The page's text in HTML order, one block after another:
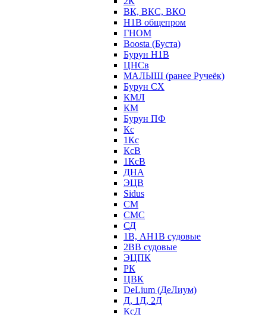
ВК, ВКС, ВКО
Н1В общепром
ГНОМ
Boosta (Буста)
Бурун Н1В
ЦНСв
МАЛЫШ (ранее Ручеёк)
Бурун СХ
КМЛ
КМ
Бурун ПФ
Кс
1Кс
КсВ
1КсВ
ДНА
ЭЦВ
Sidus
СМ
СМС
СД
1В, АН1В судовые
2ВВ судовые
ЭЦПК
РК
ЦВК
DeLium (ДеЛиум)
Д, 1Д, 2Д
КсД